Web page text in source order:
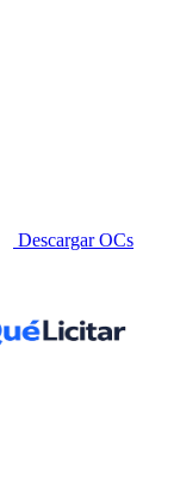
Descargar OCs